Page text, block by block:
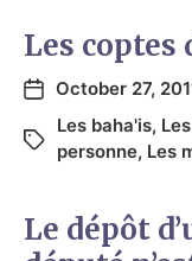
Les coptes
October 27,
Les baha'is,
personne, Les
Le dépôt